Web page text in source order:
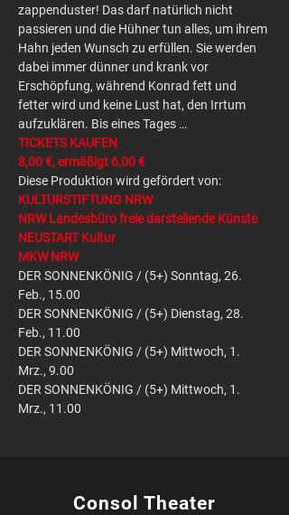
zappenduster! Das darf natürlich nicht
passieren und die Hühner tun alles, um ihrem
Hahn jeden Wunsch zu erfüllen. Sie werden
dabei immer dünner und krank vor
Erschöpfung, während Konrad fett und
fetter wird und keine Lust hat, den Irrtum
aufzuklären. Bis eines Tages …
TICKETS KAUFEN
8,00 €, ermäßigt 6,00 €
Diese Produktion wird gefördert von:
KULTURSTIFTUNG NRW
NRW Landesbüro freie darstellende Künste
NEUSTART Kultur
MKW NRW
DER SONNENKÖNIG / (5+) Sonntag, 26.
Feb., 15.00
DER SONNENKÖNIG / (5+) Dienstag, 28.
Feb., 11.00
DER SONNENKÖNIG / (5+) Mittwoch, 1.
Mrz., 9.00
DER SONNENKÖNIG / (5+) Mittwoch, 1.
Mrz., 11.00
Consol Theater